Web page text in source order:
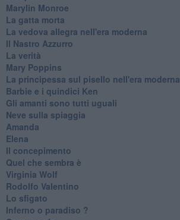
Marylin Monroe
La gatta morta
La vedova allegra nell'era moderna
​Il Nastro Azzurro
La verità
Mary Poppins
La principessa sul pisello nell'era moderna
Barbie e i quindici Ken
Gli amanti sono tutti uguali
Neve sulla spiaggia
Amanda
Elena
Il concepimento
Quel che sembra è
Virginia Wolf
Rodolfo Valentino
Lo sfigato
Inferno o paradiso ?